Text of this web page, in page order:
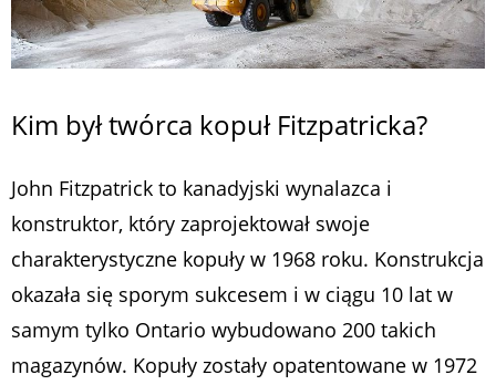
Kim był twórca kopuł Fitzpatricka?
John Fitzpatrick to kanadyjski wynalazca i
konstruktor, który zaprojektował swoje
charakterystyczne kopuły w 1968 roku. Konstrukcja
okazała się sporym sukcesem i w ciągu 10 lat w
samym tylko Ontario wybudowano 200 takich
magazynów. Kopuły zostały opatentowane w 1972